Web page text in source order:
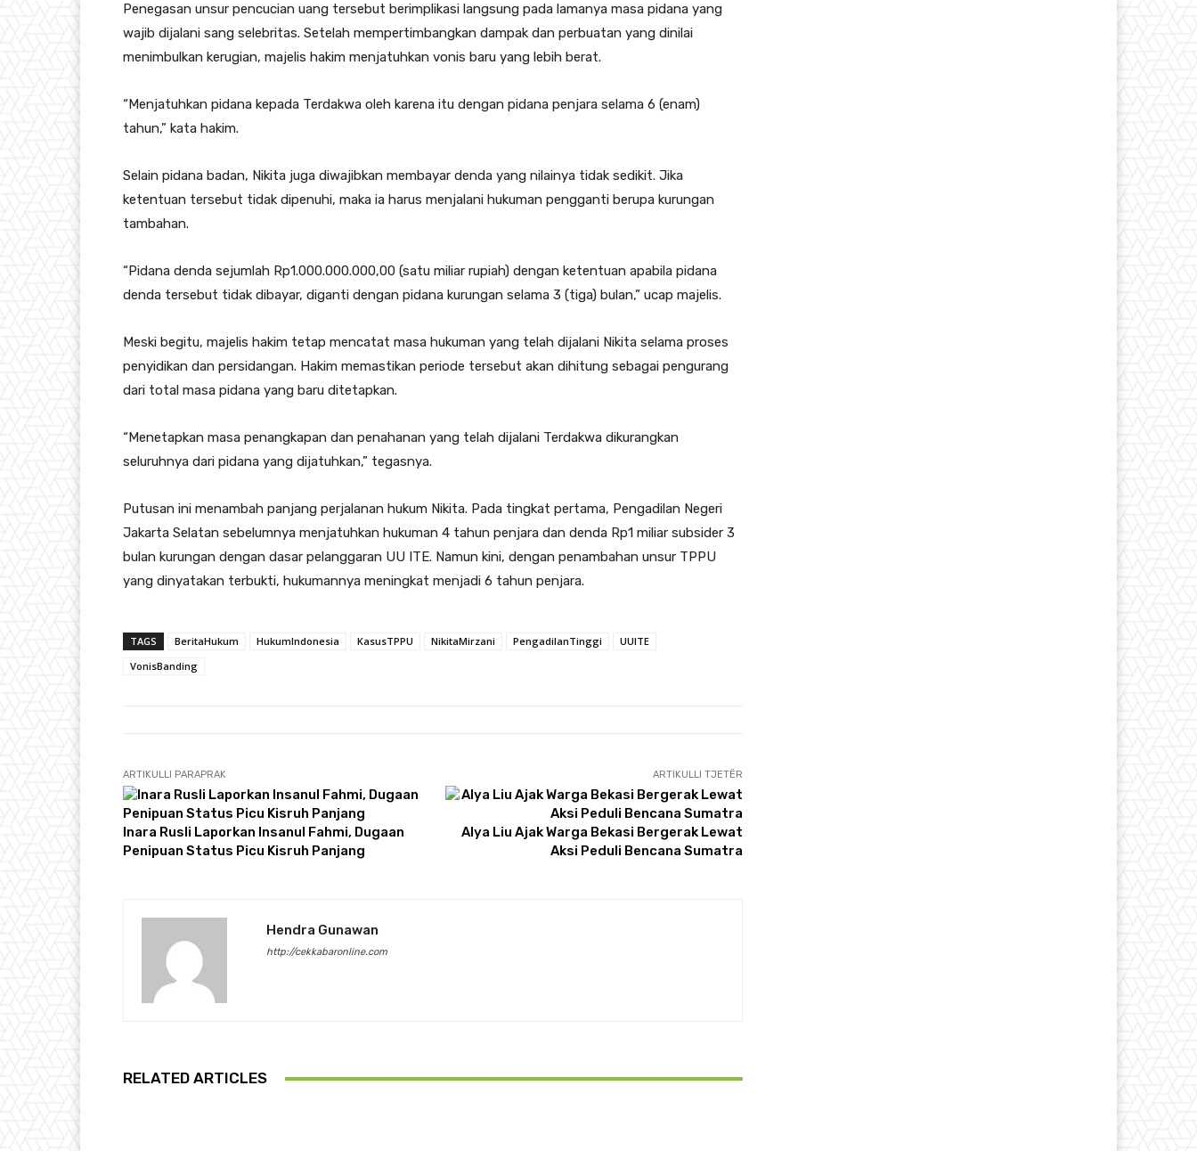
Penegasan unsur pencucian uang tersebut berimplikasi langsung pada lamanya masa pidana yang
wajib dijalani sang selebritas. Setelah mempertimbangkan dampak dan perbuatan yang dinilai
menimbulkan kerugian, majelis hakim menjatuhkan vonis baru yang lebih berat.
“Menjatuhkan pidana kepada Terdakwa oleh karena itu dengan pidana penjara selama 6 (enam)
tahun,” kata hakim.
Selain pidana badan, Nikita juga diwajibkan membayar denda yang nilainya tidak sedikit. Jika
ketentuan tersebut tidak dipenuhi, maka ia harus menjalani hukuman pengganti berupa kurungan
tambahan.
“Pidana denda sejumlah Rp1.000.000.000,00 (satu miliar rupiah) dengan ketentuan apabila pidana
denda tersebut tidak dibayar, diganti dengan pidana kurungan selama 3 (tiga) bulan,” ucap majelis.
Meski begitu, majelis hakim tetap mencatat masa hukuman yang telah dijalani Nikita selama proses
penyidikan dan persidangan. Hakim memastikan periode tersebut akan dihitung sebagai pengurang
dari total masa pidana yang baru ditetapkan.
“Menetapkan masa penangkapan dan penahanan yang telah dijalani Terdakwa dikurangkan
seluruhnya dari pidana yang dijatuhkan,” tegasnya.
Putusan ini menambah panjang perjalanan hukum Nikita. Pada tingkat pertama, Pengadilan Negeri
Jakarta Selatan sebelumnya menjatuhkan hukuman 4 tahun penjara dan denda Rp1 miliar subsider 3
bulan kurungan dengan dasar pelanggaran UU ITE. Namun kini, dengan penambahan unsur TPPU
yang dinyatakan terbukti, hukumannya meningkat menjadi 6 tahun penjara.
TAGS BeritaHukum HukumIndonesia KasusTPPU NikitaMirzani PengadilanTinggi
UUITE
VonisBanding
ARTIKULLI PARAPRAK
Inara Rusli Laporkan Insanul Fahmi, Dugaan
Penipuan Status Picu Kisruh Panjang
ARTIKULLI TJETËR
Alya Liu Ajak Warga Bekasi Bergerak Lewat
Aksi Peduli Bencana Sumatra
Hendra Gunawan
http://cekkabaronline.com
RELATED ARTICLES